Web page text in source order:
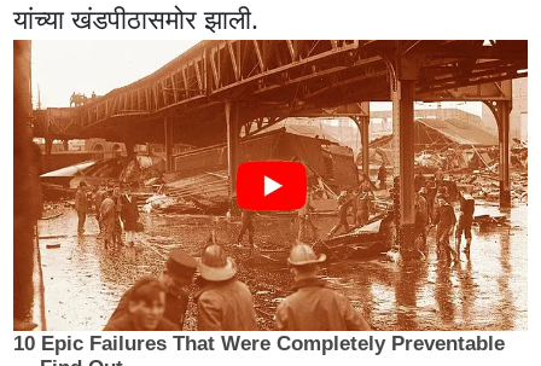
यांच्या खंडपीठासमोर झाली.